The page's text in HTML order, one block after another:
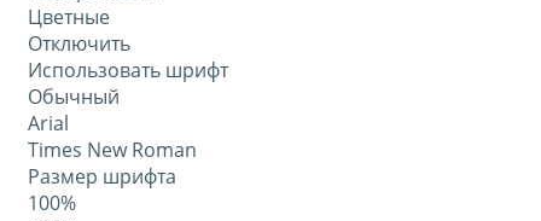
Цветные
Отключить
Использовать шрифт
Обычный
Arial
Times New Roman
Размер шрифта
100%